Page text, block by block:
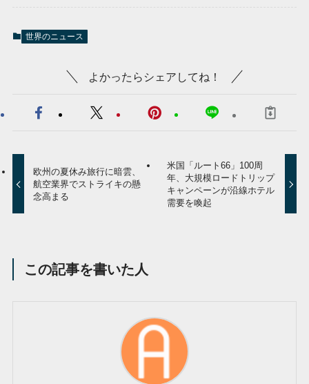
世界のニュース
よかったらシェアしてね！
欧州の夏休み旅行に暗雲、
航空業界でストライキの懸
念高まる
米国「ルート66」100周
年、大規模ロードトリップ
キャンペーンが沿線ホテル
需要を喚起
この記事を書いた人